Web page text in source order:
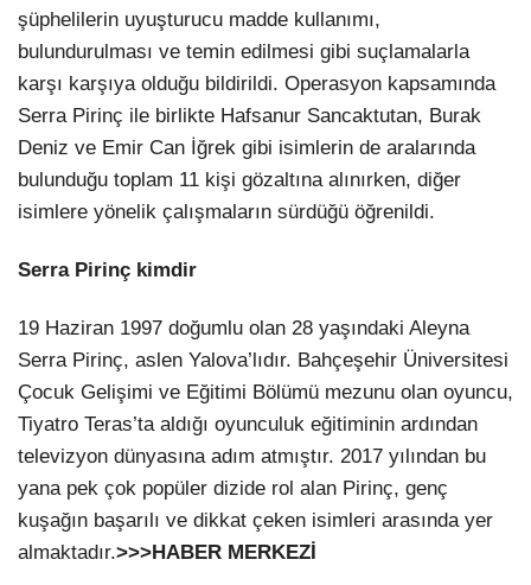
şüphelilerin uyuşturucu madde kullanımı,
bulundurulması ve temin edilmesi gibi suçlamalarla
karşı karşıya olduğu bildirildi. Operasyon kapsamında
Serra Pirinç ile birlikte Hafsanur Sancaktutan, Burak
Deniz ve Emir Can İğrek gibi isimlerin de aralarında
bulunduğu toplam 11 kişi gözaltına alınırken, diğer
isimlere yönelik çalışmaların sürdüğü öğrenildi.
Serra Pirinç kimdir
19 Haziran 1997 doğumlu olan 28 yaşındaki Aleyna
Serra Pirinç, aslen Yalova’lıdır. Bahçeşehir Üniversitesi
Çocuk Gelişimi ve Eğitimi Bölümü mezunu olan oyuncu,
Tiyatro Teras’ta aldığı oyunculuk eğitiminin ardından
televizyon dünyasına adım atmıştır. 2017 yılından bu
yana pek çok popüler dizide rol alan Pirinç, genç
kuşağın başarılı ve dikkat çeken isimleri arasında yer
almaktadır.>>>HABER MERKEZİ